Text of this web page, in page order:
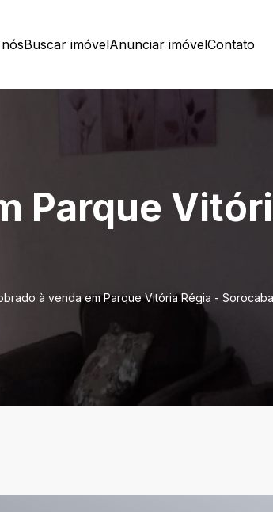
Buscar imóvelAnunciar imóvelContato
Parque
à venda em Parque Vitória Régia - Sorocaba